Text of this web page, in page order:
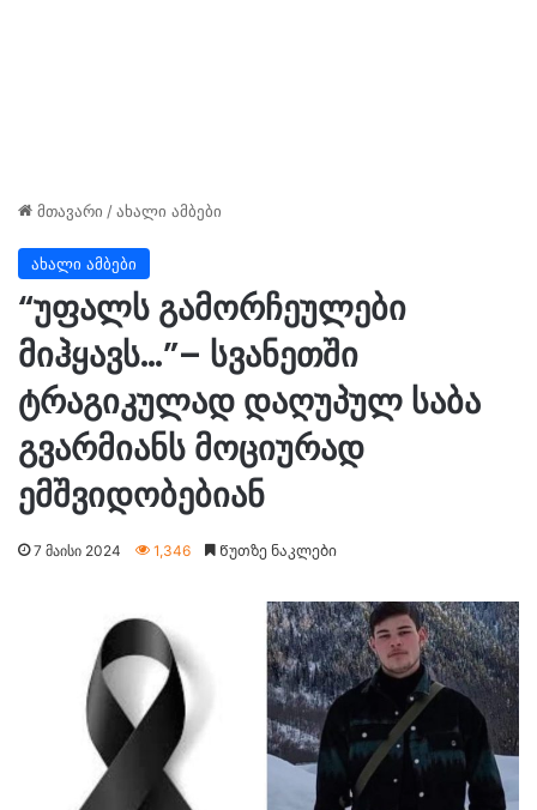
მთავარი /ახალი ამბები
ახალი ამბები
“უფალს გამორჩეულები
მიჰყავს…”– სვანეთში
ტრაგიკულად დაღუპულ საბა
გვარმიანს მოციურად
ემშვიდობებიან
7 მაისი 2024 1,346 Წუთზე ნაკლები